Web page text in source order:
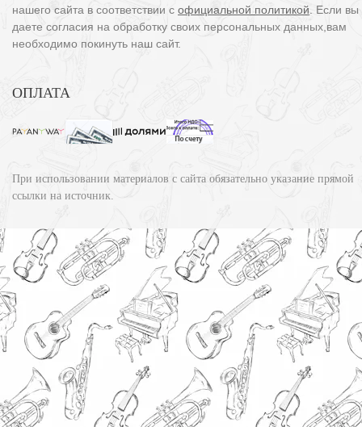
нашего сайта в соответствии с официальной политикой . Если
даете согласия на обработку своих персональных данных,вам
необходимо покинуть наш сайт.
ОПЛАТА
При использовании материалов с сайта обязательно указание прямой
ссылки на источник.